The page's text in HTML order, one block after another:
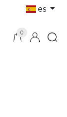
es
0